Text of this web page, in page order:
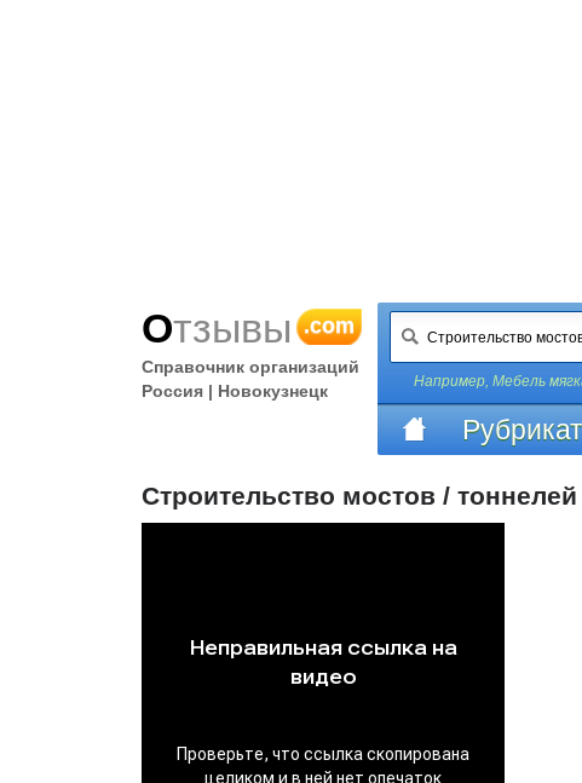
Отзывы .com
Справочник организаций
Россия | Новокузнецк
Например, Мебель
Строительство мостов /